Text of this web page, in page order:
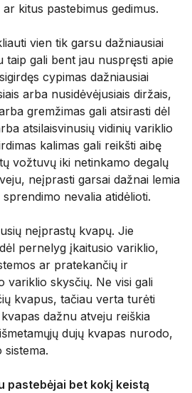
kitus pastebimus gedimus.
vien tik garsu dažniausiai
taip gali bent jau nuspręsti apie
cypimas dažniausiai
arba nusidėvėjusiais diržais,
gremžimas gali atsirasti dėl
atsilaisvinusių vidinių variklio
kalimas gali reikšti aibę
vožtuvų iki netinkamo degalų
neįprasti garsai dažnai lemia
nevalia atidėlioti.
neįprastų kvapų. Jie
pernelyg įkaitusio variklio,
ar pratekančių ir
variklio skysčių. Ne visi gali
kvapus, tačiau verta turėti
dažnu atveju reiškia
dujų kvapas nurodo,
sistema.
pastebėjai bet kokį keistą